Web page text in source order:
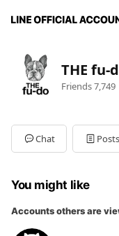
THE fu-
Friends7,749
Chat Posts
You might like
Accounts others are